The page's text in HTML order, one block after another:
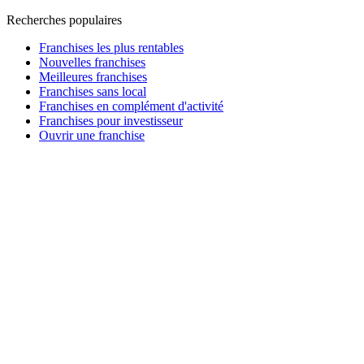
Recherches populaires
Franchises les plus rentables
Nouvelles franchises
Meilleures franchises
Franchises sans local
Franchises en complément d'activité
Franchises pour investisseur
Ouvrir une franchise